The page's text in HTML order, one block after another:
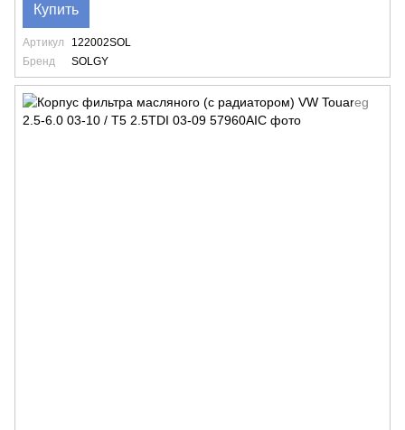
Купить
Артикул
122002SOL
Бренд
SOLGY